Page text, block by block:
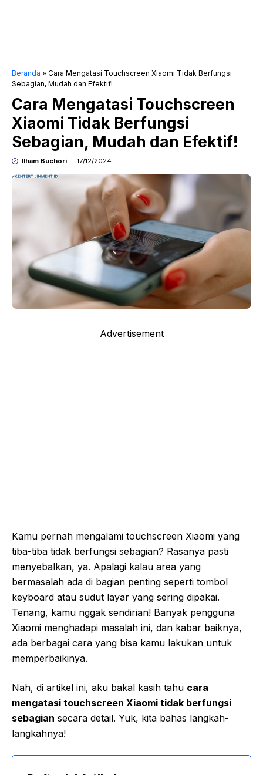
Beranda » Cara Mengatasi Touchscreen Xiaomi Tidak Berfungsi
Sebagian, Mudah dan Efektif!
Cara Mengatasi Touchscreen
Xiaomi Tidak Berfungsi
Sebagian, Mudah dan Efektif!
Ilham Buchori 17/12/2024
Advertisement
Kamu pernah mengalami touchscreen Xiaomi yang
tiba-tiba tidak berfungsi sebagian? Rasanya pasti
menyebalkan, ya. Apalagi kalau area yang
bermasalah ada di bagian penting seperti tombol
keyboard atau sudut layar yang sering dipakai.
Tenang, kamu nggak sendirian! Banyak pengguna
Xiaomi menghadapi masalah ini, dan kabar baiknya,
ada berbagai cara yang bisa kamu lakukan untuk
memperbaikinya.
Nah, di artikel ini, aku bakal kasih tahu cara
mengatasi touchscreen Xiaomi tidak berfungsi
sebagian secara detail. Yuk, kita bahas langkah-
langkahnya!